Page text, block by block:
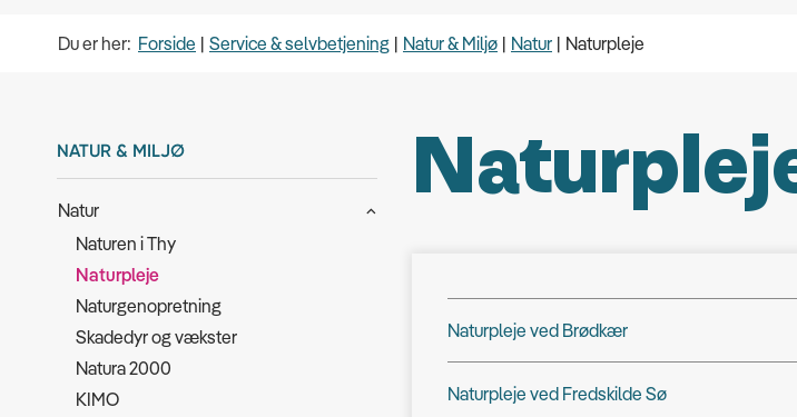
Du er her: Forside Service & selvbetjening Natur & Miljø Natur Naturpleje
NATUR & MILJØ
Natur
Naturen i Thy
Naturpleje
Naturgenopretning
Skadedyr og vækster
Natura 2000
KIMO
Naturpleje ved Brødkær
Naturpleje ved Fredskilde Sø